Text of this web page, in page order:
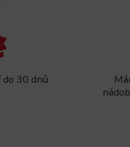
do 30 dnů